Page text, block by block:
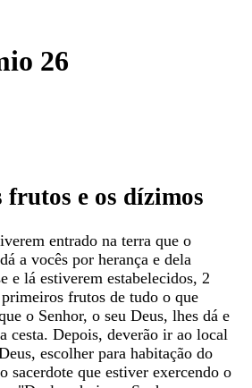
26
frutos e os dízimos
entrado na terra que o
dá a vocês por herança e dela
e lá estiverem estabelecidos, 2
primeiros frutos de tudo o que
o Senhor, o seu Deus, lhes dá e
cesta. Depois, deverão ir ao local
, escolher para habitação do
sacerdote que estiver exercendo o